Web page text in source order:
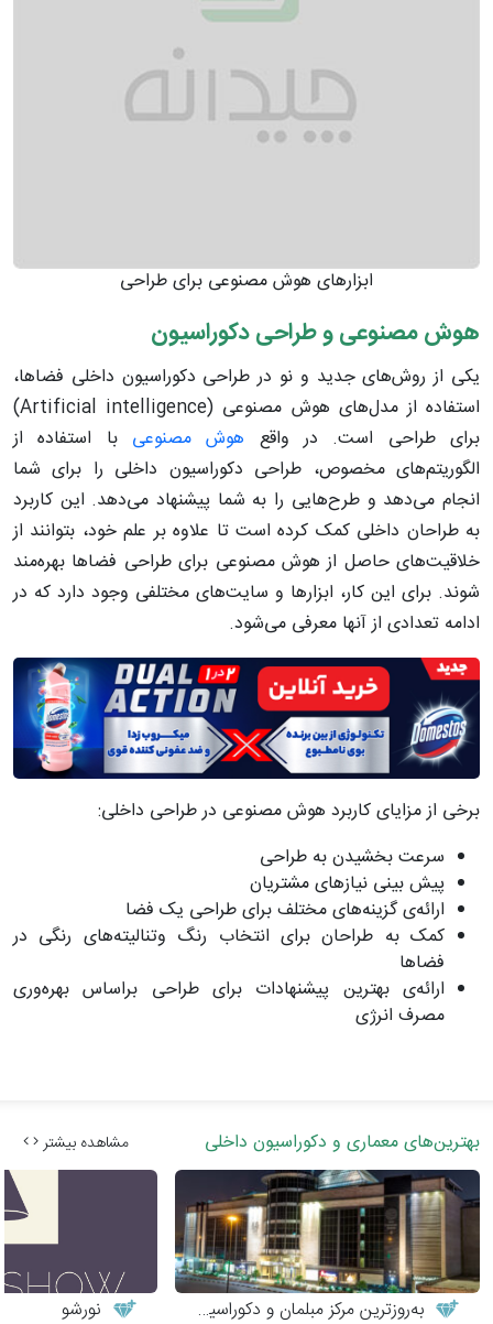
ابزارهای هوش مصنوعی برای طراحی
هوش مصنوعی و طراحی دکوراسیون
یکی از روش‌های جدید و نو در طراحی دکوراسیون داخلی فضاها،
استفاده از مدل‌های هوش مصنوعی (Artificial intelligence)
برای طراحی است. در واقع هوش مصنوعی با استفاده از
الگوریتم‌های مخصوص، طراحی دکوراسیون داخلی را برای شما
انجام می‌دهد و طرح‌هایی را به شما پیشنهاد می‌دهد. این کاربرد
به طراحان داخلی کمک کرده است تا علاوه بر علم خود، بتوانند از
خلاقیت‌های حاصل از هوش مصنوعی برای طراحی فضاها بهره‌مند
شوند. برای این کار، ابزارها و سایت‌های مختلفی وجود دارد که در
ادامه تعدادی از آنها معرفی می‌شود.
برخی از مزایای کاربرد هوش مصنوعی در طراحی داخلی:
سرعت بخشیدن به طراحی
پیش بینی نیازهای مشتریان
ارائه‌ی گزینه‌های مختلف برای طراحی یک فضا
کمک به طراحان برای انتخاب رنگ وتنالیته‌های رنگی در
فضاها
ارائه‌ی بهترین پیشنهادات برای طراحی براساس بهره‌وری
مصرف انرژی
بهترین‌های معماری و دکوراسیون داخلی مشاهده بیشتر
به‌روزترین مرکز مبلمان و دکوراسیون نورشو